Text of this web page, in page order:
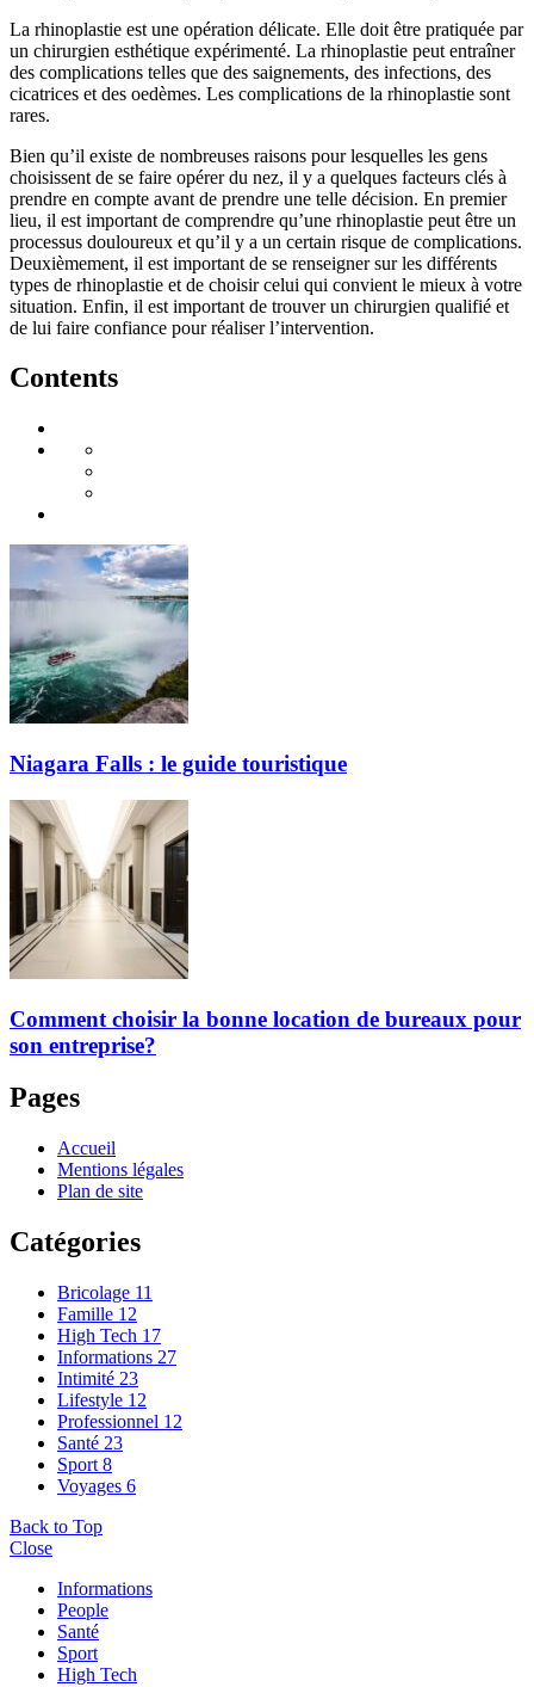
La rhinoplastie est une opération délicate. Elle doit être pratiquée par
un chirurgien esthétique expérimenté. La rhinoplastie peut entraîner
des complications telles que des saignements, des infections, des
cicatrices et des oedèmes. Les complications de la rhinoplastie sont
rares.
Bien qu’il existe de nombreuses raisons pour lesquelles les gens
choisissent de se faire opérer du nez, il y a quelques facteurs clés à
prendre en compte avant de prendre une telle décision. En premier
lieu, il est important de comprendre qu’une rhinoplastie peut être un
processus douloureux et qu’il y a un certain risque de complications.
Deuxièmement, il est important de se renseigner sur les différents
types de rhinoplastie et de choisir celui qui convient le mieux à votre
situation. Enfin, il est important de trouver un chirurgien qualifié et
de lui faire confiance pour réaliser l’intervention.
Contents
Niagara Falls : le guide touristique
Comment choisir la bonne location de bureaux pour
son entreprise?
Pages
Accueil
Mentions légales
Plan de site
Catégories
Bricolage 11
Famille 12
High Tech 17
Informations 27
Intimité 23
Lifestyle 12
Professionnel 12
Santé 23
Sport 8
Voyages 6
Back to Top
Close
Informations
People
Santé
Sport
High Tech